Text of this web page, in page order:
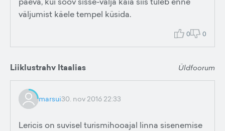
väljumist käele tempel küsida.
0 0
Liiklustrahv Itaalias Üldfoorum
marsui30. nov 2016 22:33
Lericis on suvisel turismihooajal linna sisenemise